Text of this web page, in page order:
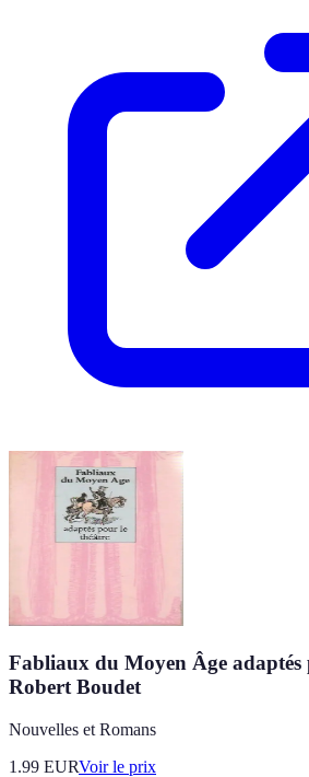
Fabliaux du Moyen Âge adaptés
Robert Boudet
Nouvelles et Romans
1.99 EURVoir le prix